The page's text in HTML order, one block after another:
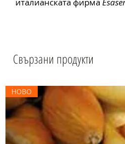
Свързани продукти
НОВО